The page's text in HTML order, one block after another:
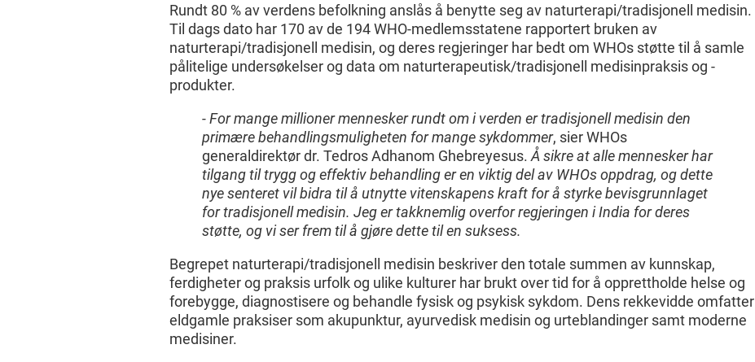
Rundt 80 % av verdens befolkning anslås å benytte seg av naturterapi/tradisjonell medisin.
Til dags dato har 170 av de 194 WHO-medlemsstatene rapportert bruken av
naturterapi/tradisjonell medisin, og deres regjeringer har bedt om WHOs støtte til å samle
pålitelige undersøkelser og data om naturterapeutisk/tradisjonell medisinpraksis og -
produkter.
- For mange millioner mennesker rundt om i verden er tradisjonell medisin den
primære behandlingsmuligheten for mange sykdommer, sier WHOs
generaldirektør dr. Tedros Adhanom Ghebreyesus. Å sikre at alle mennesker har
tilgang til trygg og effektiv behandling er en viktig del av WHOs oppdrag, og dette
nye senteret vil bidra til å utnytte vitenskapens kraft for å styrke bevisgrunnlaget
for tradisjonell medisin. Jeg er takknemlig overfor regjeringen i India for deres
støtte, og vi ser frem til å gjøre dette til en suksess.
Begrepet naturterapi/tradisjonell medisin beskriver den totale summen av kunnskap,
ferdigheter og praksis urfolk og ulike kulturer har brukt over tid for å opprettholde helse og
forebygge, diagnostisere og behandle fysisk og psykisk sykdom. Dens rekkevidde omfatter
eldgamle praksiser som akupunktur, ayurvedisk medisin og urteblandinger samt moderne
medisiner.